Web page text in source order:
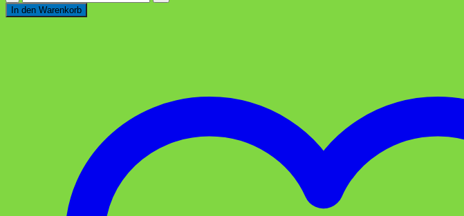
Zahl
1
In den Warenkorb